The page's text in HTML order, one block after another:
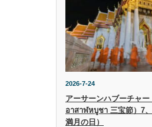
2026-7-24
アーサーンハブーチャ
อาสาฬหบูชา 三宝節）7
満月の日）